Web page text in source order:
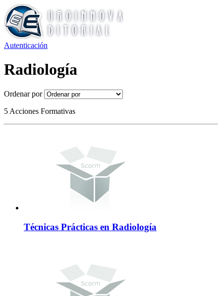
Autenticación
Radiología
Ordenar por
5 Acciones Formativas
Técnicas Prácticas en Radiología